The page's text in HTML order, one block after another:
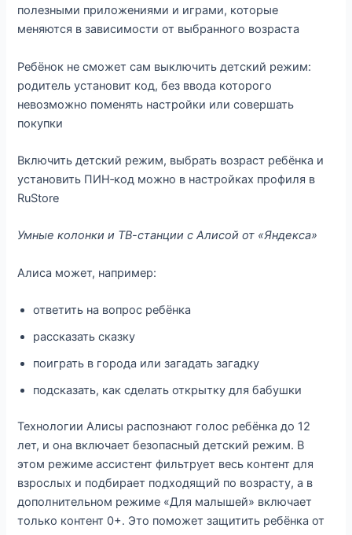
полезными приложениями и играми, которые
меняются в зависимости от выбранного возраста
Ребёнок не сможет сам выключить детский режим:
родитель установит код, без ввода которого
невозможно поменять настройки или совершать
покупки
Включить детский режим, выбрать возраст ребёнка и
установить ПИН‑код можно в настройках профиля в
RuStore
Умные колонки и ТВ-станции с Алисой от «Яндекса»
Алиса может, например:
ответить на вопрос ребёнка
рассказать сказку
поиграть в города или загадать загадку
подсказать, как сделать открытку для бабушки
Технологии Алисы распознают голос ребёнка до 12
лет, и она включает безопасный детский режим. В
этом режиме ассистент фильтрует весь контент для
взрослых и подбирает подходящий по возрасту, а в
дополнительном режиме «Для малышей» включает
только контент 0+. Это поможет защитить ребёнка от